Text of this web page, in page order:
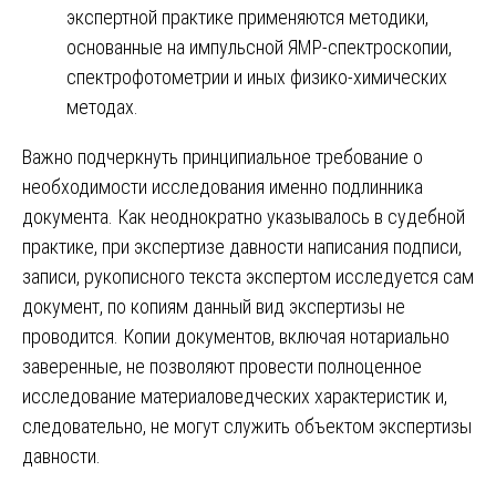
экспертной практике применяются методики,
основанные на импульсной ЯМР-спектроскопии,
спектрофотометрии и иных физико-химических
методах.
Важно подчеркнуть принципиальное требование о
необходимости исследования именно подлинника
документа. Как неоднократно указывалось в судебной
практике, при экспертизе давности написания подписи,
записи, рукописного текста экспертом исследуется сам
документ, по копиям данный вид экспертизы не
проводится. Копии документов, включая нотариально
заверенные, не позволяют провести полноценное
исследование материаловедческих характеристик и,
следовательно, не могут служить объектом экспертизы
давности.